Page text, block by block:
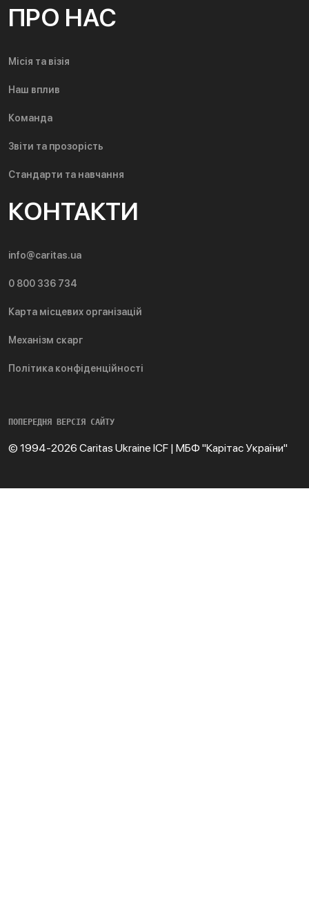
ПРО НАС
Місія та візія
Наш вплив
Команда
Звіти та прозорість
Стандарти та навчання
КОНТАКТИ
info@caritas.ua
0 800 336 734
Карта місцевих організацій
Механізм скарг
Політика конфіденційності
ПОПЕРЕДНЯ ВЕРСІЯ САЙТУ
© 1994-2026 Caritas Ukraine ICF | МБФ "Карітас України"